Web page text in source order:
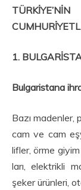
1.
Bulgaristana i
Bazı madenler,
cam ve cam
lifler, örme
ları, elektrikli
şeker ürünleri,